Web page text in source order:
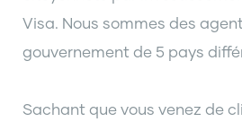
Visa. Nous sommes des
gouvernement de 5 pays
Sachant que vous venez de